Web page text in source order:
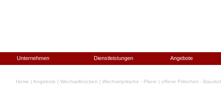
Unternehmen Dienstleistungen Angebote
Home | Angebote | Wechselbrücken | Wechselpritsche - Plane | offene Pritschen -